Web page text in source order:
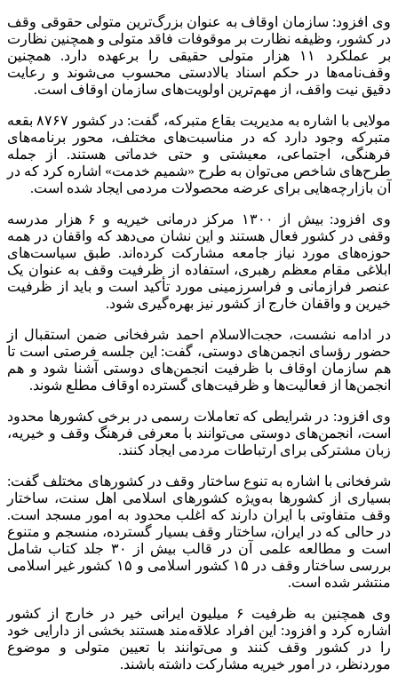
وی افزود: سازمان اوقاف به عنوان بزرگ‌ترین متولی حقوقی وقف
در کشور، وظیفه نظارت بر موقوفات فاقد متولی و همچنین نظارت
بر عملکرد ۱۱ هزار متولی حقیقی را برعهده دارد. همچنین
وقف‌نامه‌ها در حکم اسناد بالادستی محسوب می‌شوند و رعایت
دقیق نیت واقف، از مهم‌ترین اولویت‌های سازمان اوقاف است.
مولایی با اشاره به مدیریت بقاع متبرکه، گفت: در کشور
بقعه
متبرکه وجود دارد که در مناسبت‌های مختلف، محور برنامه‌های
فرهنگی، اجتماعی، معیشتی و حتی خدماتی هستند. از جمله
طرح‌های شاخص می‌توان به طرح «شمیم خدمت» اشاره کرد که در
آن بازارچه‌هایی برای عرضه محصولات مردمی ایجاد شده است.
وی افزود: بیش از
مرکز درمانی خیریه و ۶ هزار مدرسه
وقفی در کشور فعال هستند و این نشان می‌دهد که واقفان در همه
حوزه‌های مورد نیاز جامعه مشارکت کرده‌اند. طبق سیاست‌های
ابلاغی مقام معظم رهبری، استفاده از ظرفیت وقف به عنوان یک
عنصر فرازمانی و فراسرزمینی مورد تأکید است و باید از ظرفیت
خیرین و واقفان خارج از کشور نیز بهره‌گیری شود.
در ادامه نشست، حجت‌الاسلام احمد شرفخانی ضمن استقبال از
حضور رؤسای انجمن‌های دوستی، گفت: این جلسه فرصتی است تا
هم سازمان اوقاف با ظرفیت انجمن‌های دوستی آشنا شود و هم
انجمن‌ها از فعالیت‌ها و ظرفیت‌های گسترده اوقاف مطلع شوند.
وی افزود: در شرایطی که تعاملات رسمی در برخی کشورها محدود
است، انجمن‌های دوستی می‌توانند با معرفی فرهنگ وقف و خیریه،
زبان مشترکی برای ارتباطات مردمی ایجاد کنند.
شرفخانی با اشاره به تنوع ساختار وقف در کشورهای مختلف گفت:
بسیاری از کشورها به‌ویژه کشورهای اسلامی اهل سنت، ساختار
وقف متفاوتی با ایران دارند که اغلب محدود به امور مسجد است.
در حالی که در ایران، ساختار وقف بسیار گسترده، منسجم و متنوع
است و مطالعه علمی آن در قالب بیش از ۳۰ جلد کتاب شامل
بررسی ساختار وقف در ۱۵ کشور اسلامی و ۱۵ کشور غیر اسلامی
منتشر شده است.
وی همچنین به ظرفیت ۶ میلیون ایرانی خیر در خارج از کشور
اشاره کرد و افزود: این افراد علاقه‌مند هستند بخشی از دارایی خود
را در کشور وقف کنند و می‌توانند با تعیین متولی و موضوع
موردنظر، در امور خیریه مشارکت داشته باشند.